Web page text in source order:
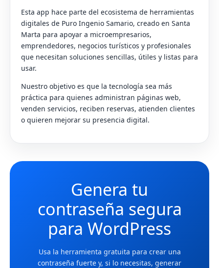
Esta app hace parte del ecosistema de herramientas
digitales de Puro Ingenio Samario, creado en Santa
Marta para apoyar a microempresarios,
emprendedores, negocios turísticos y profesionales
que necesitan soluciones sencillas, útiles y listas para
usar.
Nuestro objetivo es que la tecnología sea más
práctica para quienes administran páginas web,
venden servicios, reciben reservas, atienden clientes
o quieren mejorar su presencia digital.
Genera tu
contraseña segura
para WordPress
Usa la herramienta gratuita para crear una
contraseña fuerte y, si lo necesitas, generar